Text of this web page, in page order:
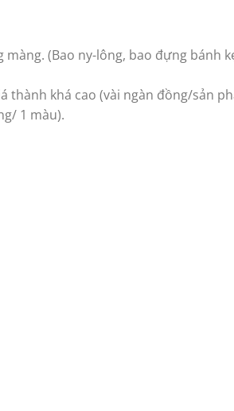
(Bao ny-lông, bao đựng bánh
thành khá cao (vài ngàn đồng/sản
1 màu).